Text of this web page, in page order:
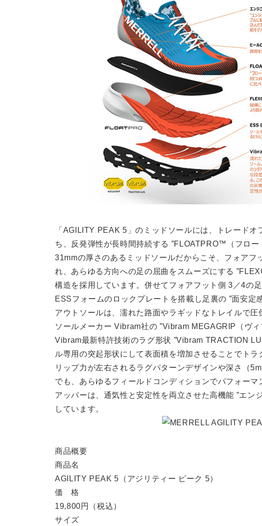
「AGILITY PEAK 5」のミッドソールには、トレード
ち、反発弾性が長時間持続する ”FLOATPRO™（フロ
31mmの厚さのあるミッドソールだからこそ、フォアフ
れ、あらゆる方向への足の屈曲をスムーズにする
構造を採用しています。併せてフォアフット側 3／4の
ESSフォームのロックプレートを搭載し足裏の ”面安定
アウトソールは、濡れた路面やラギッドなトレイルで
ソールメーカー Vibram社の ”Vibram MEGAGRIP（ヴ
Vibram最新特許技術のラグ形状 ”Vibram TRACTION
ル専用の突起形状にして表面積を増加させることでト
リップ力が左右されるラグパターンデザインや深さ（
でも、あらゆるフィールドコンディションでパフォーマ
アッパーは、通気性と安定性を両立させた高機能 ”エン
しています。
商品概要
商品名
AGILITY PEAK 5（アジリティー ピーク 5）
価 格
19,800円（税込）
サイズ